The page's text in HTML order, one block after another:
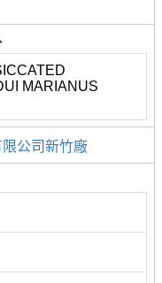
MARIANUS
公司新竹廠